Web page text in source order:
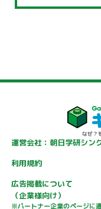
運営会社：朝日学研シン
利用規約
広告掲載について
（企業様向け）
※パートナー企業のページに